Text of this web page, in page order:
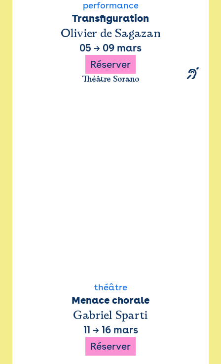
performance
Transfiguration
Olivier de Sagazan
05 → 09 mars
Réserver
Théâtre Sorano
théâtre
Menace chorale
Gabriel Sparti
11 → 16 mars
Réserver